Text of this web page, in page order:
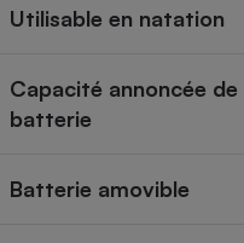
Utilisable en natation
Capacité annoncée de
batterie
Batterie amovible